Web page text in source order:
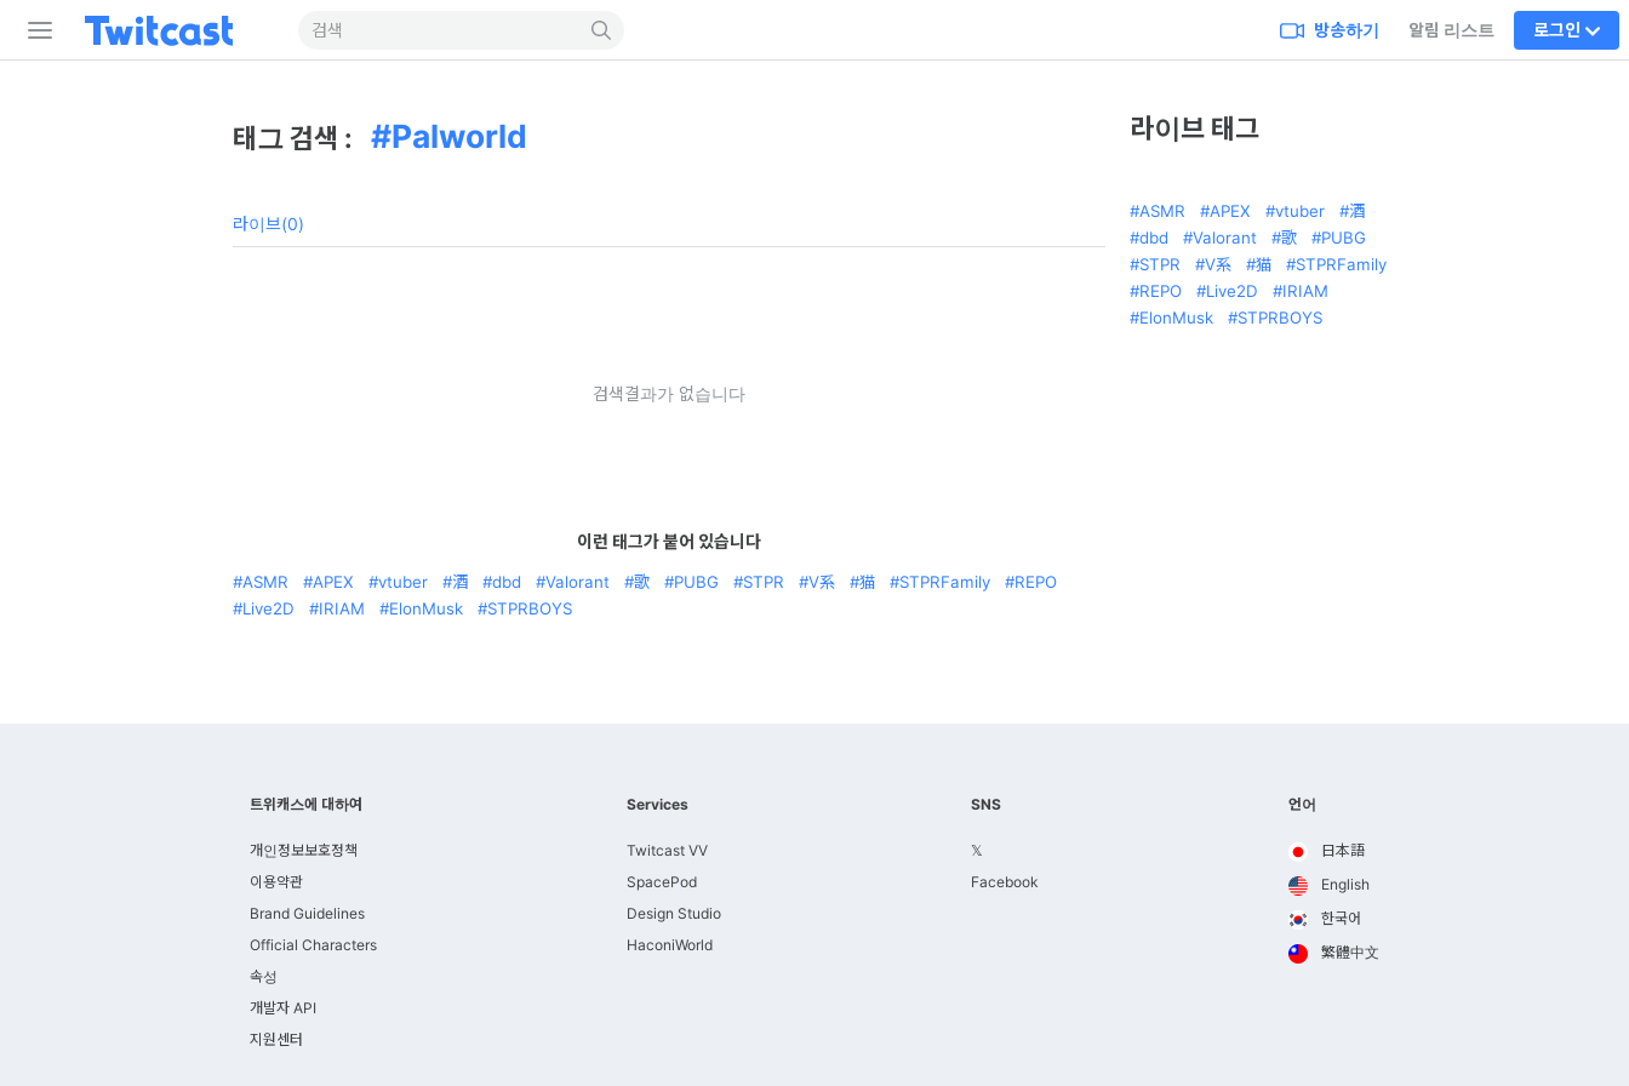
방송하기 알림 리스트 로그인
태그 검색 : Palworld
라이브(0)
검색결과가 없습니다
이런 태그가 붙어 있습니다
ASMR APEX vtuber 酒 dbd Valorant 歌 PUBG STPR V系 猫 STPRFamily
REPO
Live2D
IRIAM ElonMusk STPRBOYS
라이브 태그
ASMR APEX vtuber
酒
dbd
Valorant 歌
PUBG
STPR
V系 猫
STPRFamily
REPO
Live2D
IRIAM
ElonMusk
STPRBOYS
트위캐스에 대하여
개인정보보호정책
이용약관
Brand Guidelines
Official Characters
속성
개발자 API
지원센터
Services
Twitcast VV
SpacePod
Design Studio
HaconiWorld
SNS
𝕏
Facebook
언어
日本語
English
한국어
繁體中文